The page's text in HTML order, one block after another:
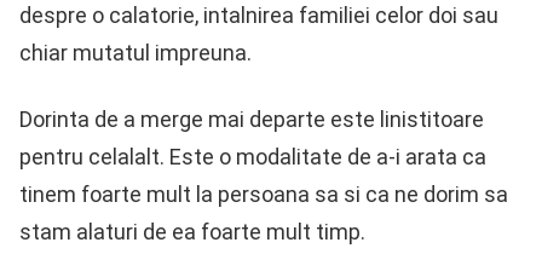
despre o calatorie, intalnirea familiei celor doi sau
chiar mutatul impreuna.
Dorinta de a merge mai departe este linistitoare
pentru celalalt. Este o modalitate de a-i arata ca
tinem foarte mult la persoana sa si ca ne dorim sa
stam alaturi de ea foarte mult timp.